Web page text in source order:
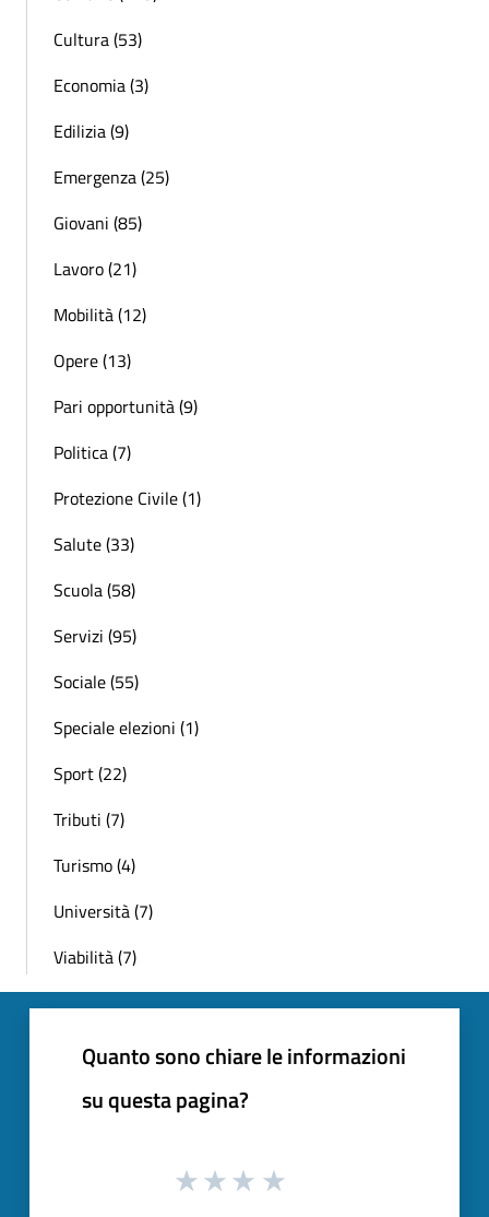
Cultura (53)
Economia (3)
Edilizia (9)
Emergenza (25)
Giovani (85)
Lavoro (21)
Mobilità (12)
Opere (13)
Pari opportunità (9)
Politica (7)
Protezione Civile (1)
Salute (33)
Scuola (58)
Servizi (95)
Sociale (55)
Speciale elezioni (1)
Sport (22)
Tributi (7)
Turismo (4)
Università (7)
Viabilità (7)
Quanto sono chiare le informazioni
su questa pagina?